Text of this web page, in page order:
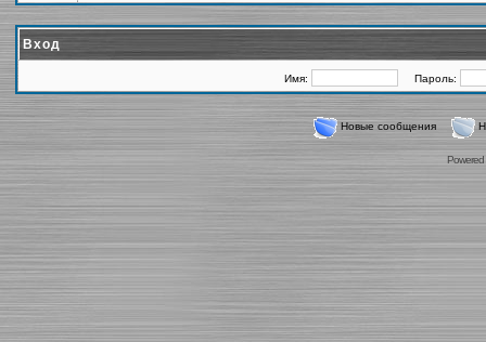
Вход
Имя: Пароль:
Новые сообщения